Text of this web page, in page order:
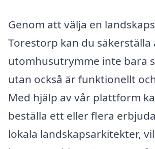
Genom att välja en
Torestorp kan du
utomhusutrymme inte bara
utan också är funktionellt
Med hjälp av vår plattform
beställa ett eller flera
lokala landskapsarkitekter,